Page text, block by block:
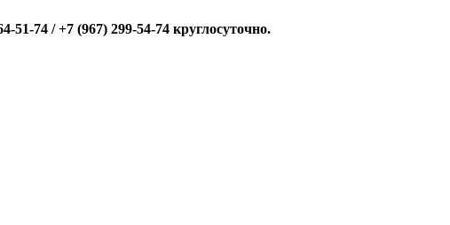
74 / +7 (967) 299-54-74 круглосуточно.